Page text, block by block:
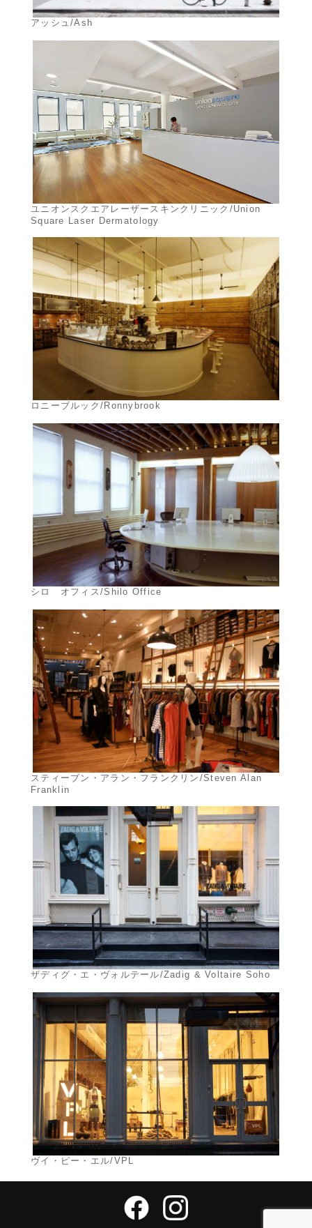
アッシュ/Ash
ユニオンスクエアレーザースキンクリニック/Union
Square Laser Dermatology
ロニーブルック/Ronnybrook
シロ オフィス/Shilo Office
スティーブン・アラン・フランクリン/Steven Alan
Franklin
ザディグ・エ・ヴォルテール/Zadig & Voltaire Soho
ヴイ・ピー・エル/VPL